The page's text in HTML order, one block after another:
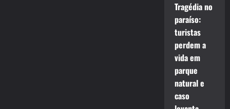
Tragédia no
paraíso:
turistas
perdem a
vida em
parque
natural e
caso